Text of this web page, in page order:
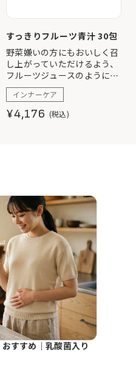
すっきりフルーツ青汁 30包
野菜嫌いの方にもおいしく召
し上がっていただけるよう、
フルーツジュースのようにす
っきり爽やかな味わいを実
現。 81種類の酵素に乳酸菌、
ビタミンＣ・プラセンタエキ
ス・セラミドもプラスして、体
インナーケア
¥4,176 (税込)
すすめ｜乳酸菌入り